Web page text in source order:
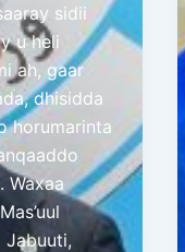
sidii
u heli
ah, gaar
dhisidda
horumarinta
Waxaa
Jabuuti,